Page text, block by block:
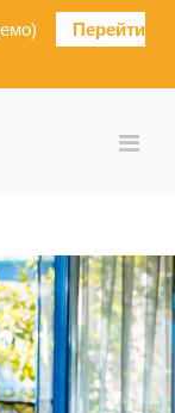
Перейти